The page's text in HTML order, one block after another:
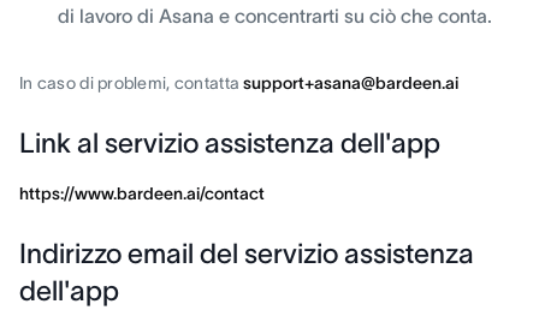
di lavoro di Asana e concentrarti su ciò che conta.
In caso di problemi, contattasupport+asana@bardeen.ai
Link al servizio assistenza dell'app
https://www.bardeen.ai/contact
Indirizzo email del servizio assistenza
dell'app